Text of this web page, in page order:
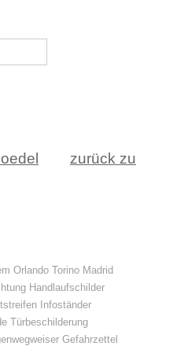
zurück zu
Orlando Torino Madrid
Handlaufschilder
Infoständer
Türbeschilderung
Gefahrzettel